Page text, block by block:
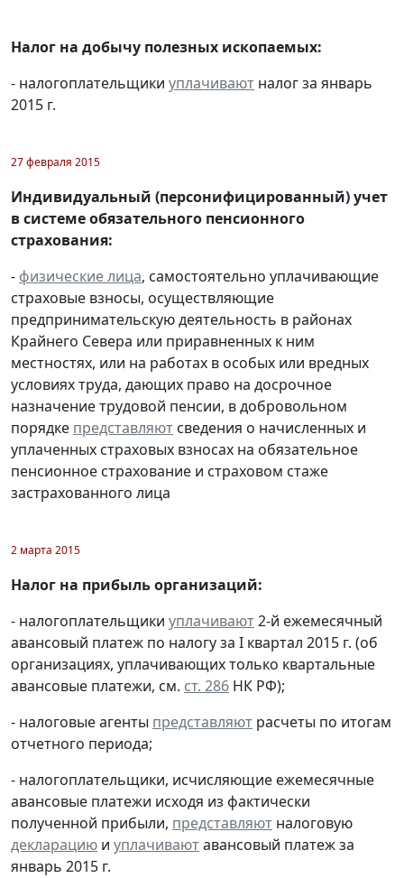
Налог на добычу полезных ископаемых:
- налогоплательщики уплачивают налог за январь
2015 г.
27 февраля 2015
Индивидуальный (персонифицированный) учет
в системе обязательного пенсионного
страхования:
- физические лица, самостоятельно уплачивающие
страховые взносы, осуществляющие
предпринимательскую деятельность в районах
Крайнего Севера или приравненных к ним
местностях, или на работах в особых или вредных
условиях труда, дающих право на досрочное
назначение трудовой пенсии, в добровольном
порядке представляют сведения о начисленных и
уплаченных страховых взносах на обязательное
пенсионное страхование и страховом стаже
застрахованного лица
2 марта 2015
Налог на прибыль организаций:
- налогоплательщики уплачивают2-й ежемесячный
авансовый платеж по налогу за I квартал 2015 г. (об
организациях, уплачивающих только квартальные
авансовые платежи, см. ст. 286 НК РФ);
- налоговые агенты представляют расчеты по итогам
отчетного периода;
- налогоплательщики, исчисляющие ежемесячные
авансовые платежи исходя из фактически
полученной прибыли, представляют налоговую
декларацию и уплачиваютавансовый платеж за
январь 2015 г.